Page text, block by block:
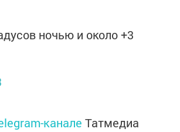
ночью и около +3
канале Татмедиа